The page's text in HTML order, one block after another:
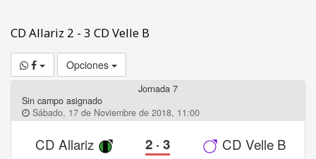
CD Allariz 2 - 3 CD Velle B
Opciones
Jornada 7
Sin campo asignado
Sábado, 17 de Noviembre de 2018, 11:00
CD Allariz 2 ·3 CD Velle B